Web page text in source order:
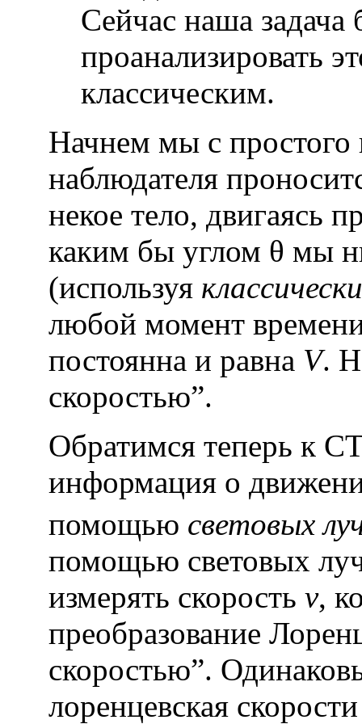
Сейчас наша задача
проанализировать
классическим.
Начнем мы с
наблюдателя
некое тело, двигаясь
каким бы углом θ мы
(используя
любой момент
постоянна и равна V.
скоростью”.
Обратимся теперь к
информация о
помощью световых
помощью световых
измерять скорость v,
преобразование
скоростью”.
лоренцевская